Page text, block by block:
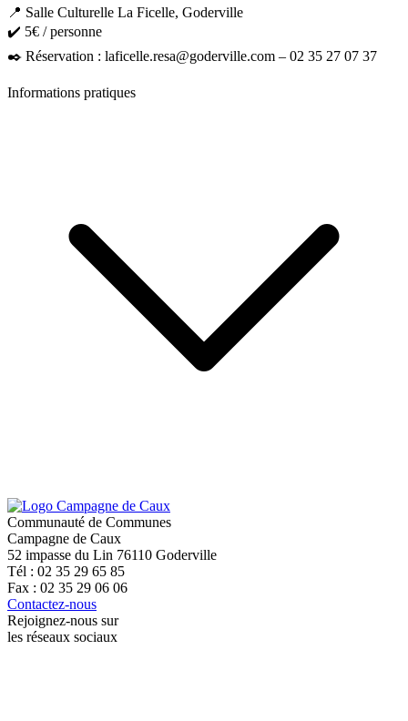
📍 Salle Culturelle La Ficelle, Goderville
✔️ 5€ / personne
✒️ Réservation : laficelle.resa@goderville.com – 02 35 27 07 37
Informations pratiques
Communauté de Communes
Campagne de Caux
52 impasse du Lin 76110 Goderville
Tél : 02 35 29 65 85
Fax : 02 35 29 06 06
Contactez-nous
Rejoignez-nous sur
les réseaux sociaux